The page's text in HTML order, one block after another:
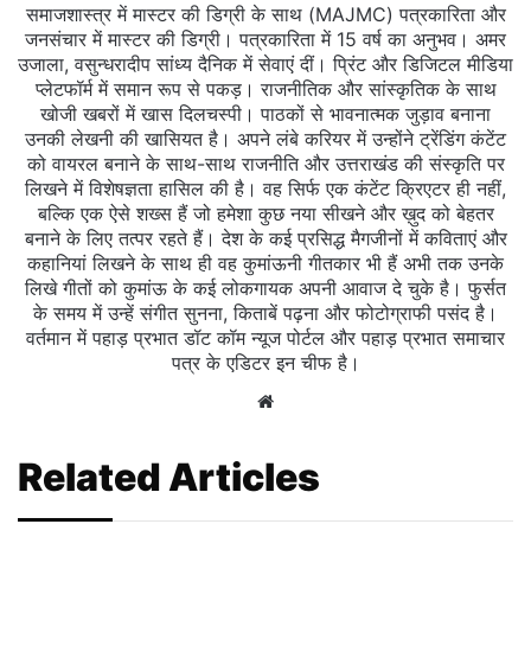
समाजशास्त्र में मास्टर की डिग्री के साथ (MAJMC) पत्रकारिता और
जनसंचार में मास्टर की डिग्री। पत्रकारिता में 15 वर्ष का अनुभव। अमर
उजाला, वसुन्धरादीप सांध्य दैनिक में सेवाएं दीं। प्रिंट और डिजिटल मीडिया
प्लेटफॉर्म में समान रूप से पकड़। राजनीतिक और सांस्कृतिक के साथ
खोजी खबरों में खास दिलचस्‍पी। पाठकों से भावनात्मक जुड़ाव बनाना
उनकी लेखनी की खासियत है। अपने लंबे करियर में उन्होंने ट्रेंडिंग कंटेंट
को वायरल बनाने के साथ-साथ राजनीति और उत्तराखंड की संस्कृति पर
लिखने में विशेषज्ञता हासिल की है। वह सिर्फ एक कंटेंट क्रिएटर ही नहीं,
बल्कि एक ऐसे शख्स हैं जो हमेशा कुछ नया सीखने और ख़ुद को बेहतर
बनाने के लिए तत्पर रहते हैं। देश के कई प्रसिद्ध मैगजीनों में कविताएं और
कहानियां लिखने के साथ ही वह कुमांऊनी गीतकार भी हैं अभी तक उनके
लिखे गीतों को कुमांऊ के कई लोकगायक अपनी आवाज दे चुके है। फुर्सत
के समय में उन्हें संगीत सुनना, किताबें पढ़ना और फोटोग्राफी पसंद है।
वर्तमान में पहाड़ प्रभात डॉट कॉम न्यूज पोर्टल और पहाड़ प्रभात समाचार
पत्र के एडिटर इन चीफ है।
Website
Related Articles